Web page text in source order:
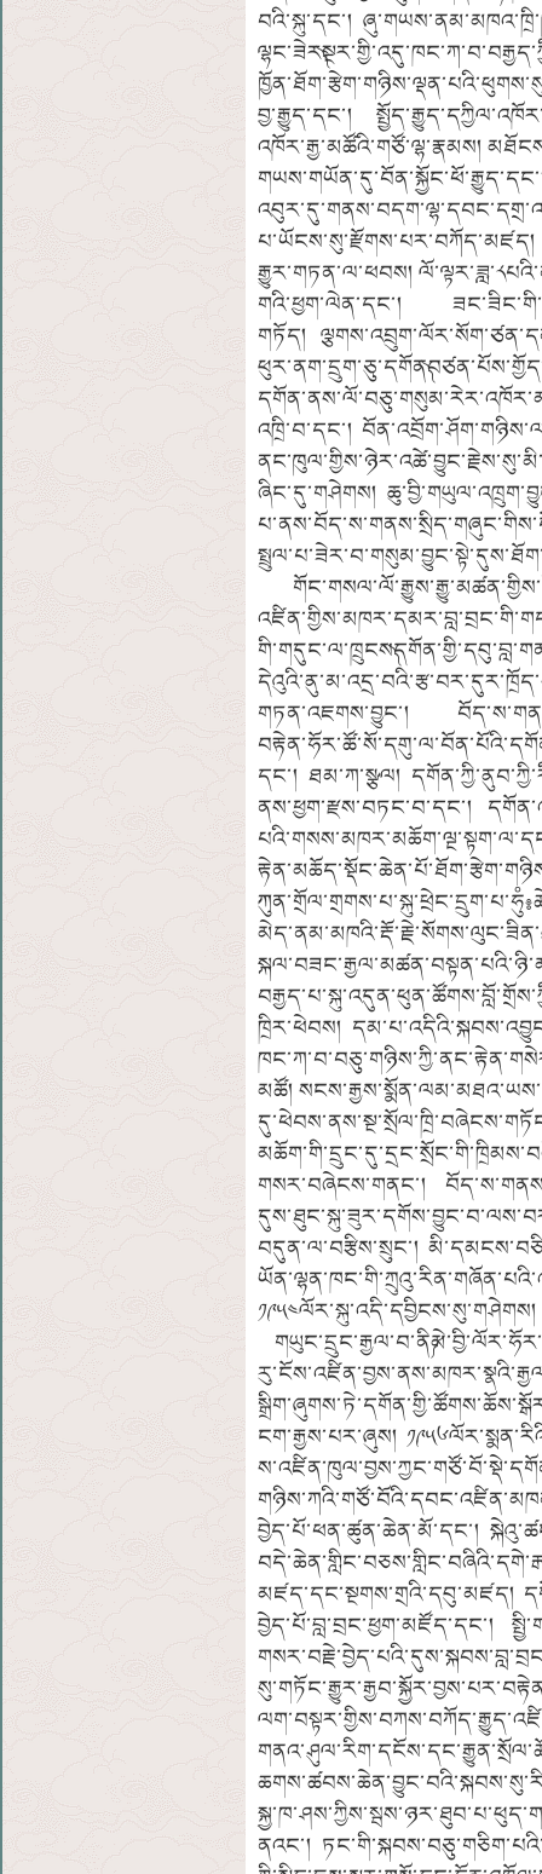
བའི་སྐུ་དང་།
བྱ་རྒྱུད་དང་།
འཁོར་རྒྱ་མཚོའི་གཙོ་ལྷ་རྣམས།
པ་ཡོངས་སུ་རྫོགས་པར་བཀོད་མཛད།
རྒྱུར་གཏན་ལ་ཕབས།
གའི་ཕྱག་ལེན་དང་།
གཏོད།
འཁྲི་བ་དང་།
ཞིང་དུ་གཤེགས།
གཏན་འཇགས་བྱུང་།
དང་། ཐམ་ཀ་སྩལ།
ནས་ཕྱག་རྫས་བཏང་བ་དང་།
ཁྲིར་ཕེབས།
མཚོ།
གསར་བཞེངས་གནང་།
བདུན་ལ་བརྩིས་སྲུང་།
༡༩༥༤ལོར་སྐུ་འདི་དབྱིངས་སུ་གཤེགས།
ངག་རྒྱས་པར་ཞུས།
བྱེད་པོ་ཕན་ཚུན་ཆེན་མོ་དང་།
མཛད་དང་སྔགས་གྲའི་དབུ་མཛད།
བྱེད་པོ་བླ་བྲང་ཕྱག་མཛོད་དང་།
ནའང་།